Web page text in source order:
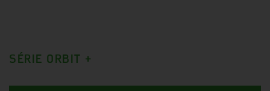
SÉRIE ORBIT +